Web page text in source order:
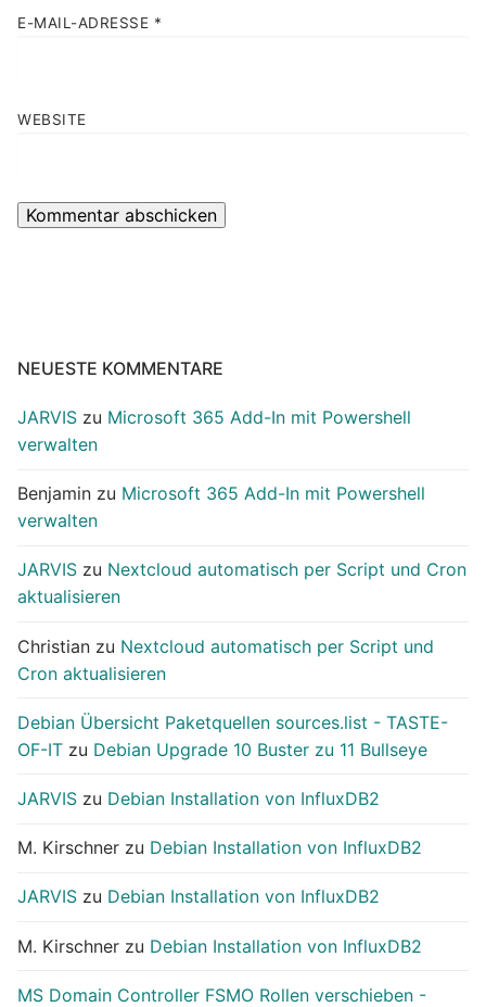
E-MAIL-ADRESSE *
WEBSITE
NEUESTE KOMMENTARE
JARVIS zu Microsoft 365 Add-In mit Powershell
verwalten
Benjamin zu Microsoft 365 Add-In mit Powershell
verwalten
JARVIS zu Nextcloud automatisch per Script und Cron
aktualisieren
Christian zu Nextcloud automatisch per Script und
Cron aktualisieren
Debian Übersicht Paketquellen sources.list - TASTE-
OF-IT zu Debian Upgrade 10 Buster zu 11 Bullseye
JARVIS zu Debian Installation von InfluxDB2
M. Kirschner zu Debian Installation von InfluxDB2
JARVIS zu Debian Installation von InfluxDB2
M. Kirschner zu Debian Installation von InfluxDB2
MS Domain Controller FSMO Rollen verschieben -